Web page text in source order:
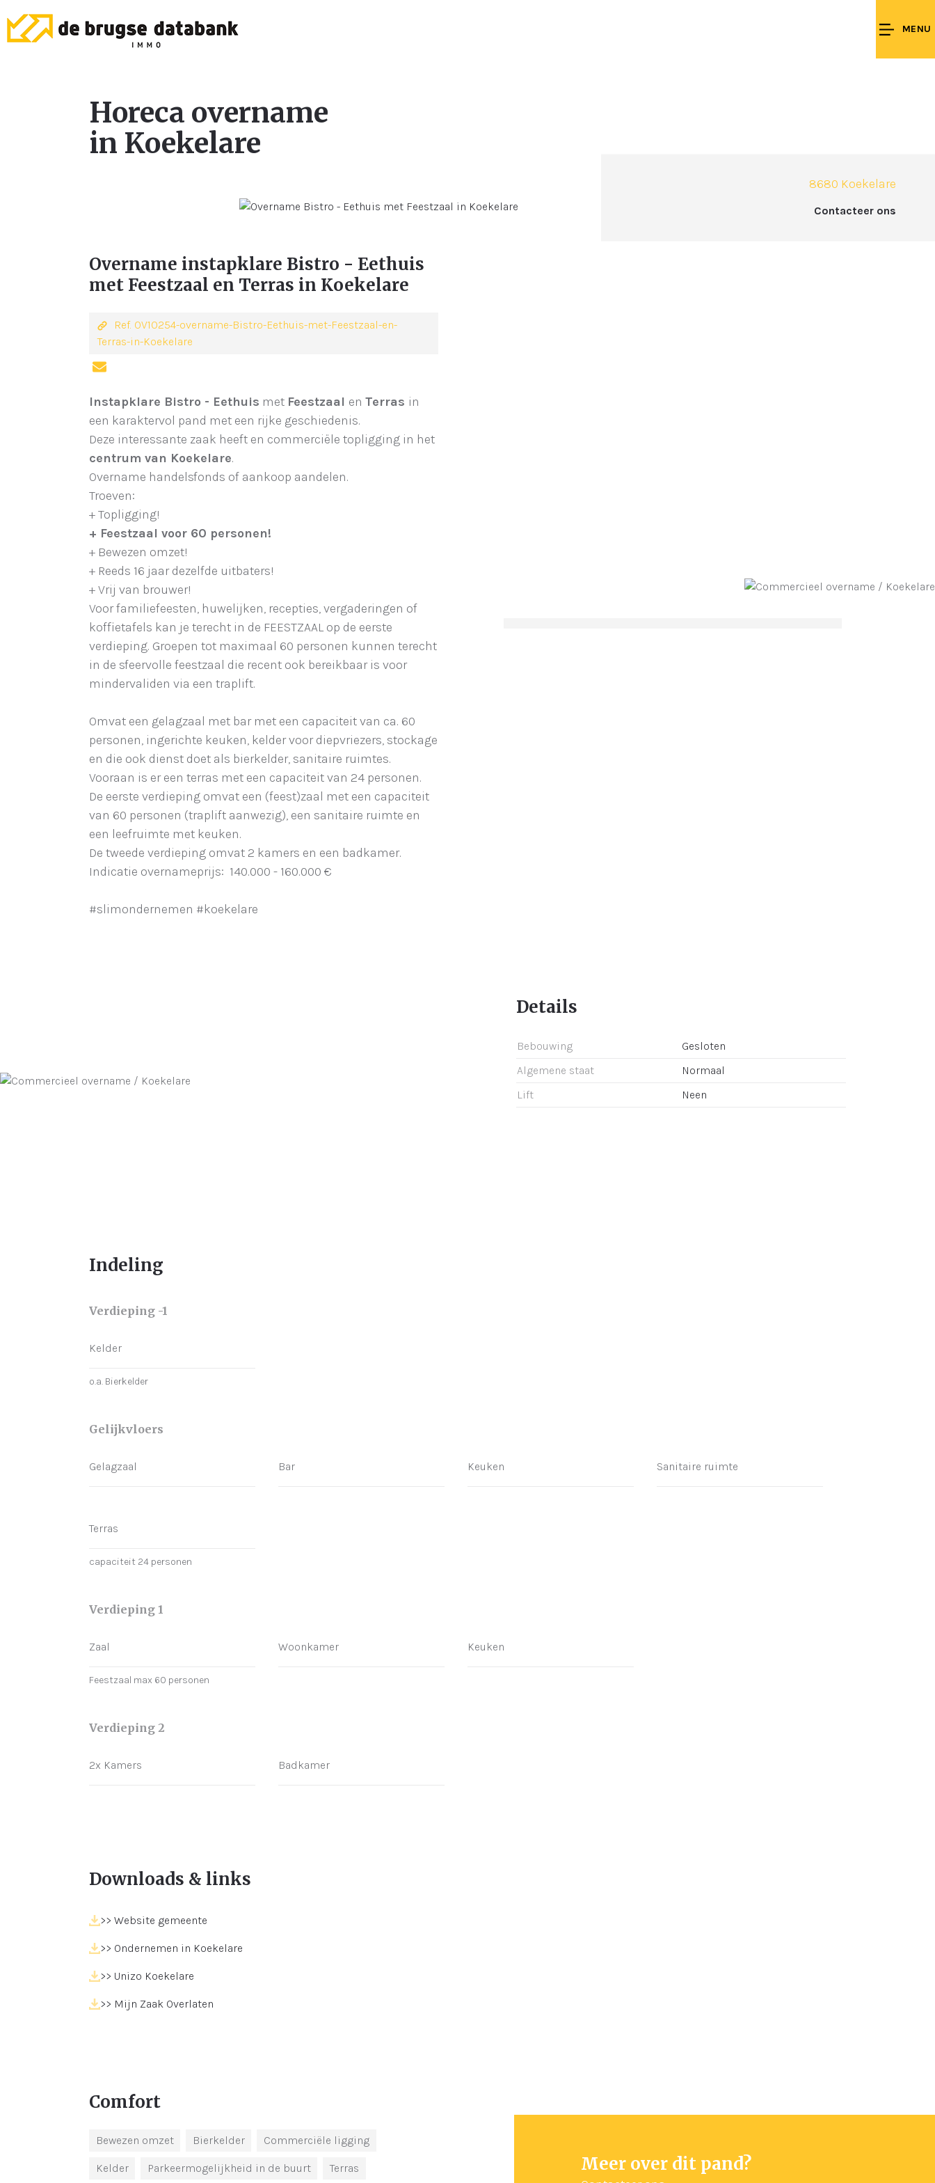
MENU
Horeca overname
in Koekelare
8680 Koekelare
Contacteer ons
Overname instapklare Bistro - Eethuis
met Feestzaal en Terras in Koekelare
Ref. OV10254-overname-Bistro-Eethuis-met-Feestzaal-en-
Terras-in-Koekelare
Instapklare Bistro - Eethuis met Feestzaal en Terras in
een karaktervol pand met een rijke geschiedenis.
Deze interessante zaak heeft en commerciële topligging in het
centrum van Koekelare.
Overname handelsfonds of aankoop aandelen.
Troeven:
+ Topligging!
+ Feestzaal voor 60 personen!
+ Bewezen omzet!
+ Reeds 16 jaar dezelfde uitbaters!
+ Vrij van brouwer!
Voor familiefeesten, huwelijken, recepties, vergaderingen of
koffietafels kan je terecht in de FEESTZAAL op de eerste
verdieping. Groepen tot maximaal 60 personen kunnen terecht
in de sfeervolle feestzaal die recent ook bereikbaar is voor
mindervaliden via een traplift.
Omvat een gelagzaal met bar met een capaciteit van ca. 60
personen, ingerichte keuken, kelder voor diepvriezers, stockage
en die ook dienst doet als bierkelder, sanitaire ruimtes.
Vooraan is er een terras met een capaciteit van 24 personen.
De eerste verdieping omvat een (feest)zaal met een capaciteit
van 60 personen (traplift aanwezig), een sanitaire ruimte en
een leefruimte met keuken.
De tweede verdieping omvat 2 kamers en een badkamer.
Indicatie overnameprijs: 140.000 - 160.000 €
#slimondernemen #koekelare
Details
Bebouwing
Gesloten
Algemene staat
Normaal
Lift
Neen
Indeling
Verdieping -1
Kelder
o.a. Bierkelder
Gelijkvloers
Gelagzaal Bar Keuken Sanitaire ruimte
Terras
capaciteit 24 personen
Verdieping 1
Zaal
Feestzaal max 60 personen
Woonkamer Keuken
Verdieping 2
2x Kamers Badkamer
Downloads
>> Website gemeente
>> Ondernemen in Koekelare
>> Unizo Koekelare
>> Mijn Zaak Overlaten
Comfort
Bewezen omzet Bierkelder Commerciële ligging
Kelder Parkeermogelijkheid in de buurt Terras Meer over dit pand?